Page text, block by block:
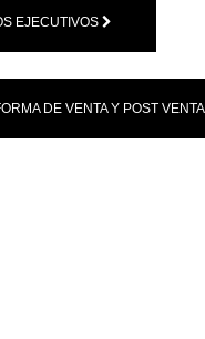
EJECUTIVOS
DE VENTA Y POST